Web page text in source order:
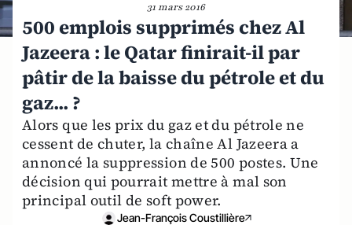
31 mars 2016
500 emplois supprimés chez Al
Jazeera : le Qatar finirait-il par
pâtir de la baisse du pétrole et du
gaz... ?
Alors que les prix du gaz et du pétrole ne
cessent de chuter, la chaîne Al Jazeera a
annoncé la suppression de 500 postes. Une
décision qui pourrait mettre à mal son
principal outil de soft power.
Jean-François Coustillière